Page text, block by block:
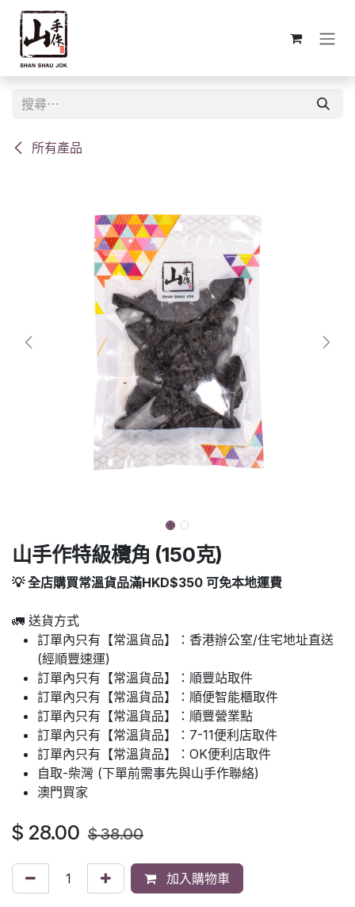
跳至內容
所有產品
山手作特級欖角 (150克)
💡 全店購買常溫貨品滿HKD$350 可免本地運費
🚛 送貨方式
訂單內只有【常溫貨品】：香港辦公室/住宅地址直送
(經順豐速運)
訂單內只有【常溫貨品】：順豐站取件
訂單內只有【常溫貨品】：順便智能櫃取件
訂單內只有【常溫貨品】：順豐營業點
訂單內只有【常溫貨品】：7-11便利店取件
訂單內只有【常溫貨品】：OK便利店取件
自取-柴灣 (下單前需事先與山手作聯絡)
澳門買家
$ 28.00 $38.00
加入購物車